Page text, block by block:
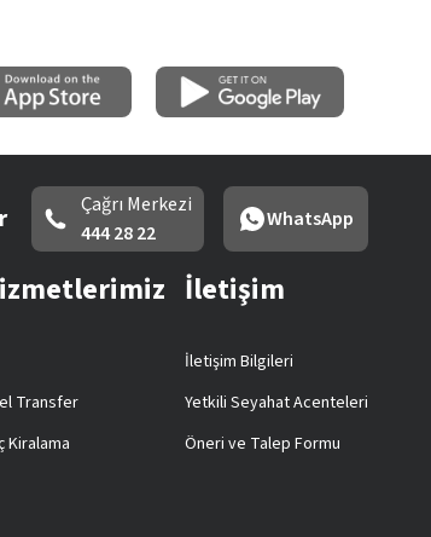
Çağrı Merkezi
444 28 22
WhatsApp
Transfer
Kiralama
İletişim
İletişim Bilgileri
Yetkili Seyahat Acenteleri
Öneri ve Talep Formu